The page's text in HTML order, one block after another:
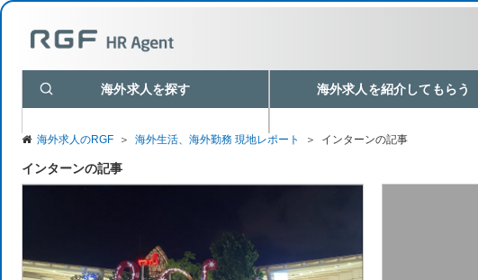
海外求人を探す 海外求人を紹介してもらう
海外求人のRGF ＞ 海外生活、海外勤務 現地レポート ＞ インターンの記事
インターンの記事